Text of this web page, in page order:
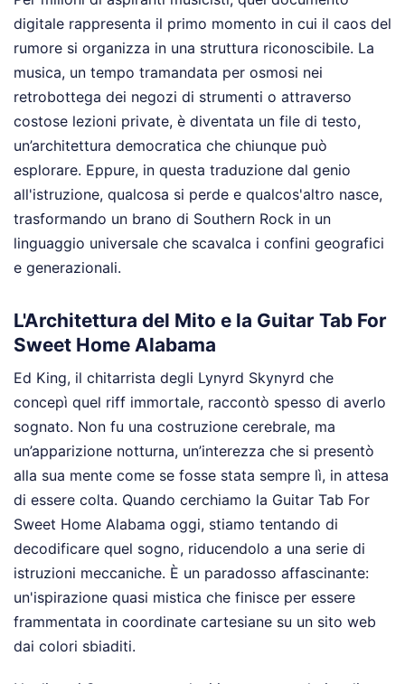
digitale rappresenta il primo momento in cui il caos del
rumore si organizza in una struttura riconoscibile. La
musica, un tempo tramandata per osmosi nei
retrobottega dei negozi di strumenti o attraverso
costose lezioni private, è diventata un file di testo,
un’architettura democratica che chiunque può
esplorare. Eppure, in questa traduzione dal genio
all'istruzione, qualcosa si perde e qualcos'altro nasce,
trasformando un brano di Southern Rock in un
linguaggio universale che scavalca i confini geografici
e generazionali.
L'Architettura del Mito e la Guitar Tab For
Sweet Home Alabama
Ed King, il chitarrista degli Lynyrd Skynyrd che
concepì quel riff immortale, raccontò spesso di averlo
sognato. Non fu una costruzione cerebrale, ma
un’apparizione notturna, un’interezza che si presentò
alla sua mente come se fosse stata sempre lì, in attesa
di essere colta. Quando cerchiamo la Guitar Tab For
Sweet Home Alabama oggi, stiamo tentando di
decodificare quel sogno, riducendolo a una serie di
istruzioni meccaniche. È un paradosso affascinante:
un'ispirazione quasi mistica che finisce per essere
frammentata in coordinate cartesiane su un sito web
dai colori sbiaditi.